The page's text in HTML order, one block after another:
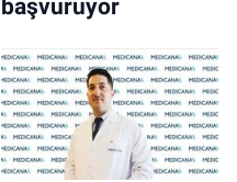
başvuruyor